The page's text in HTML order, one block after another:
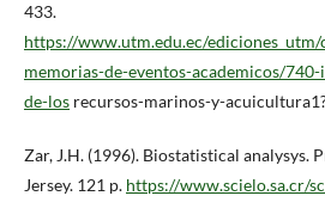
433.
https://www.utm.edu.ec/
memorias-de-eventos-academicos/
de-los recursos-marinos-y-
Zar, J.H. (1996). Biostatistical analysys.
Jersey. 121 p. https://www.scielo.sa.cr/